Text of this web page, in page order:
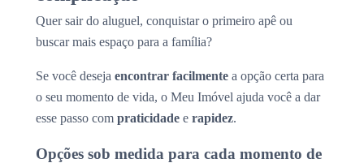
Quer sair do aluguel, conquistar o primeiro apê ou
buscar mais espaço para a família?
Se você deseja encontrar facilmente a opção certa para
o seu momento de vida, o Meu Imóvel ajuda você a dar
esse passo com praticidade e rapidez.
Opções sob medida para cada momento de